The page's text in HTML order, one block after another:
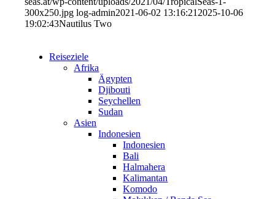
300x250.jpg log-admin2021-06-02 13:16:21 2025-10-06
19:02:43Nautilus Two
Reiseziele
Afrika
Ägypten
Djibouti
Seychellen
Sudan
Asien
Indonesien
Indonesien
Bali
Halmahera
Kalimantan
Komodo